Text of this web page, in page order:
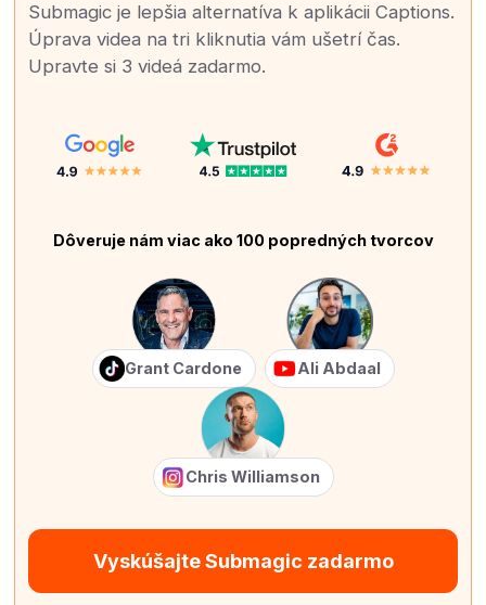
Submagic je lepšia alternatíva k aplikácii Captions.
Úprava videa na tri kliknutia vám ušetrí čas.
Upravte si 3 videá zadarmo.
Dôveruje nám viac ako 100 popredných tvorcov
Grant Cardone Ali Abdaal
Chris Williamson
Vyskúšajte Submagic zadarmo